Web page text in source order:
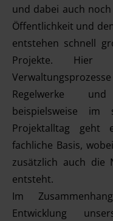
und dabei auch
Öffentlichkeit und
entstehen schnell
Projekte. Hier
Regelwerke
beispielsweise im
Projektalltag
fachliche Basis,
zusätzlich auch die
entsteht.
Im
Entwicklung